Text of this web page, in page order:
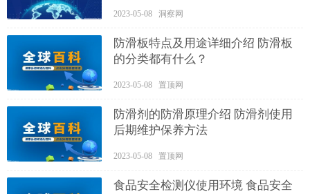
2023-05-08 洞察网
防滑板特点及用途详细介绍 防滑板
的分类都有什么？
2023-05-08 置顶网
防滑剂的防滑原理介绍 防滑剂使用
后期维护保养方法
2023-05-08 置顶网
食品安全检测仪使用环境 食品安全